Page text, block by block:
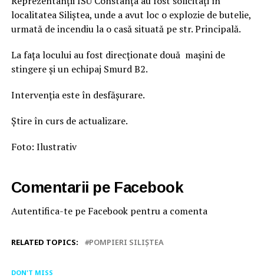
localitatea Siliștea, unde a avut loc o explozie de butelie,
urmată de incendiu la o casă situată pe str. Principală.
La fața locului au fost direcționate două mașini de
stingere și un echipaj Smurd B2.
Intervenția este în desfășurare.
Știre în curs de actualizare.
Foto: Ilustrativ
Comentarii pe Facebook
Autentifica-te pe Facebook pentru a comenta
RELATED TOPICS: POMPIERI SILIȘTEA
DON'T MISS